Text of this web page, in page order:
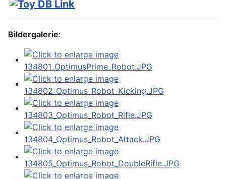
Bildergalerie: